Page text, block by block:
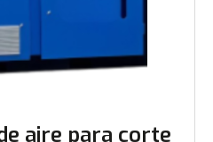
aire para corte